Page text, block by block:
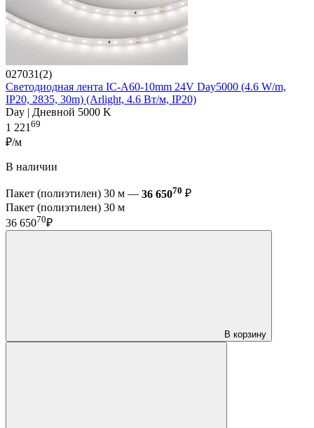
027031(2)
Светодиодная лента IC-A60-10mm 24V Day5000 (4.6 W/m,
IP20, 2835, 30m) (Arlight, 4.6 Вт/м, IP20)
Day | Дневной 5000 K
1 22169
₽/м
В наличии
Пакет (полиэтилен) 30 м — 36 65070 ₽
Пакет (полиэтилен) 30 м
36 65070₽
В корзину